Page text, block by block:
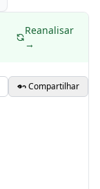
Reanalisar
→
Compartilhar